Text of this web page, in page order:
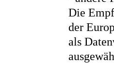
Die
der
als